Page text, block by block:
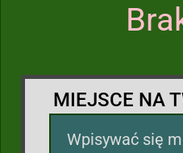
MIEJSCE NA
Wpisywać się